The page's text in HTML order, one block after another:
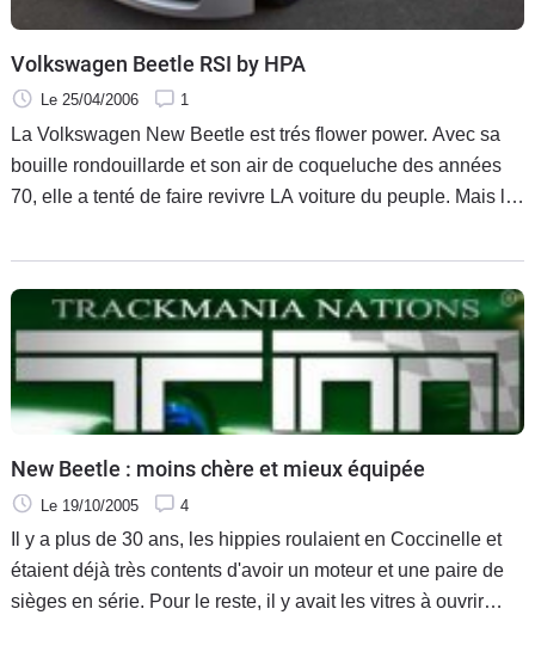
Volkswagen Beetle RSI by HPA
Le 25/04/2006 1
La Volkswagen New Beetle est trés flower power. Avec sa
bouille rondouillarde et son air de coqueluche des années
70, elle a tenté de faire revivre LA voiture du peuple. Mais le
quand la
New Beetle : moins chère et mieux équipée
Le 19/10/2005 4
Il y a plus de 30 ans, les hippies roulaient en Coccinelle et
étaient déjà très contents d'avoir un moteur et une paire de
sièges en série. Pour le reste, il y avait les vitres à ouvrir